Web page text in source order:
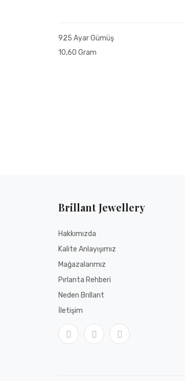
925 Ayar Gümüş
10,60 Gram
İsminizin tamamı, e-posta
Yorumunuz
Brillant Jewellery
Hakkımızda
Kalite Anlayışımız
Mağazalarımız
Pırlanta Rehberi
Neden Brıllant
İletişim